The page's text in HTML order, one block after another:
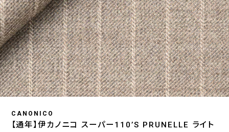
CANONICO
【通年】伊カノニコ スーパー110’S PRUNELLE ライト